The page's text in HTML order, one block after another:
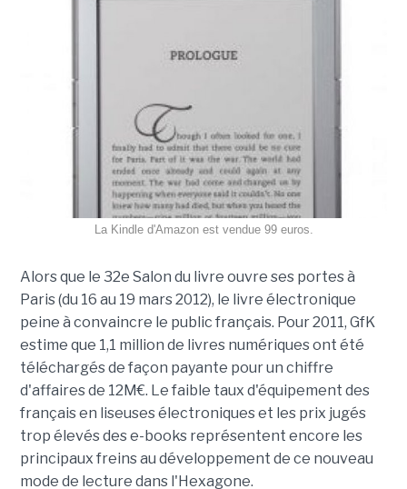
La Kindle d'Amazon est vendue 99 euros.
Alors que le 32e Salon du livre ouvre ses portes à
Paris (du 16 au 19 mars 2012), le livre électronique
peine à convaincre le public français. Pour 2011, GfK
estime que 1,1 million de livres numériques ont été
téléchargés de façon payante pour un chiffre
d'affaires de 12M€. Le faible taux d'équipement des
français en liseuses électroniques et les prix jugés
trop élevés des e-books représentent encore les
principaux freins au développement de ce nouveau
mode de lecture dans l'Hexagone.